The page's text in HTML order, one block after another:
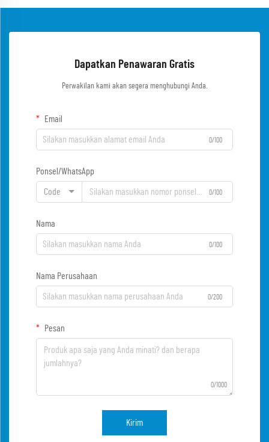
Dapatkan Penawaran Gratis
Perwakilan kami akan segera menghubungi Anda.
Email
0/100
Ponsel/WhatsApp
Code 0/100
Nama
0/100
Nama Perusahaan
0/200
Pesan
0/1000
Kirim